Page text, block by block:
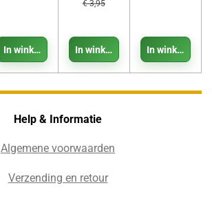
In winkelwagen
€ 3,95
In winkelwagen In
Help & Informatie
Algemene voorwaarden
Verzending en retour